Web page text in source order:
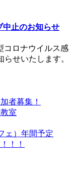
止のお知らせ
コロナウイルス感
せいたします。
者募集！
室
ェ）年間予定
！！